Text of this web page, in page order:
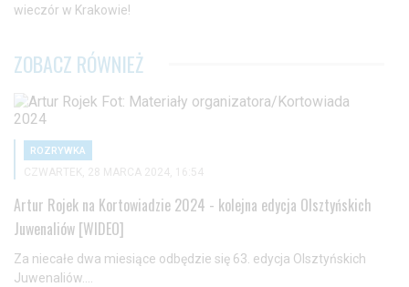
wieczór w Krakowie!
ZOBACZ RÓWNIEŻ
ROZRYWKA
CZWARTEK, 28 MARCA 2024, 16:54
Artur Rojek na Kortowiadzie 2024 - kolejna edycja Olsztyńskich
Juwenaliów [WIDEO]
Za niecałe dwa miesiące odbędzie się 63. edycja Olsztyńskich
Juwenaliów....